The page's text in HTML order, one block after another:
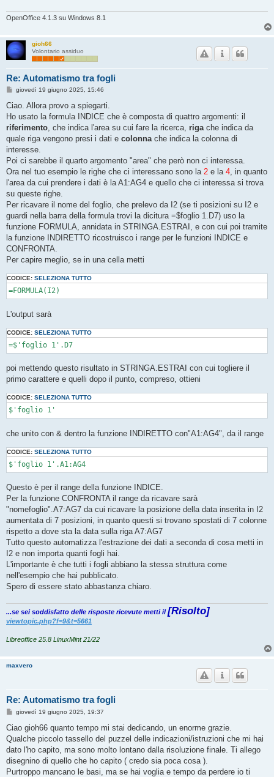
OpenOffice 4.1.3 su Windows 8.1
gioh66
Volontario assiduo
Re: Automatismo tra fogli
M
s
a
g
i
o
giovedì 19 giugno 2025, 15:46
Ciao. Allora provo a spiegarti.
Ho usato la formula INDICE che è composta di quattro argomenti: il
riferimento, che indica l'area su cui fare la ricerca, rigache indica da
quale riga vengono presi i dati e colonnache indica la colonna di
interesse.
Poi ci sarebbe il quarto argomento "area" che però non ci interessa.
Ora nel tuo esempio le righe che ci interessano sono la 2 e la 4, in quanto
l'area da cui prendere i dati è la A1:AG4 e quello che ci interessa si trova
su queste righe.
Per ricavare il nome del foglio, che prelevo da I2 (se ti posizioni su I2 e
guardi nella barra della formula trovi la dicitura =$foglio 1.D7) uso la
funzione FORMULA, annidata in STRINGA.ESTRAI, e con cui poi tramite
la funzione INDIRETTO ricostruisco i range per le funzioni INDICE e
CONFRONTA.
Per capire meglio, se in una cella metti
CODICE: SELEZIONA TUTTO
=FORMULA(I2)
L'output sarà
CODICE: SELEZIONA TUTTO
=$'foglio 1'.D7
poi mettendo questo risultato in STRINGA.ESTRAI con cui togliere il
primo carattere e quelli dopo il punto, compreso, ottieni
CODICE: SELEZIONA TUTTO
$'foglio 1'
che unito con & dentro la funzione INDIRETTO con"A1:AG4", da il range
CODICE: SELEZIONA TUTTO
Questo è per il range della funzione INDICE.
Per la funzione CONFRONTA il range da ricavare sarà
"nomefoglio".A7:AG7 da cui ricavare la posizione della data inserita in I2
aumentata di 7 posizioni, in quanto questi si trovano spostati di 7 colonne
rispetto a dove sta la data sulla riga A7:AG7
Tutto questo automatizza l'estrazione dei dati a seconda di cosa metti in
I2 e non importa quanti fogli hai.
L'importante è che tutti i fogli abbiano la stessa struttura come
nell'esempio che hai pubblicato.
Spero di essere stato abbastanza chiaro.
...se sei soddisfatto delle risposte ricevute metti il[Risolto]
viewtopic.php?f=9&t=5661
Libreoffice 25.8 LinuxMint 21/22
maxvero
Re: Automatismo tra fogli
M
s
a
g
i
o
giovedì 19 giugno 2025, 19:37
Ciao gioh66 quanto tempo mi stai dedicando, un enorme grazie.
Qualche piccolo tassello del puzzel delle indicazioni/istruzioni che mi hai
dato l'ho capito, ma sono molto lontano dalla risoluzione finale. Ti allego
disegnino di quello che ho capito ( credo sia poca cosa ).
Purtroppo mancano le basi, ma se hai voglia e tempo da perdere io ti